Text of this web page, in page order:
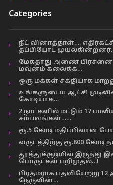
Categories
நீட் வினாத்தாள்….
தப்பியோட
மேகதாது அணை
மவுனம் கலைக்க…
ஒரு மக்கள் சக்தியாக
உங்களுடைய ஆட்சி
கோடியாக…
2 நாட்களில் மட்டும் 17
சம்பவங்கள்……
ரூ.5 கோடி மதிப்பிலான
வருடத்திற்கு ரூ.800
தூத்துக்குடியில்
பொருட்கள் பறிமுதல்…!
பிரதமராக பதவியேற்று
நேருவின்…